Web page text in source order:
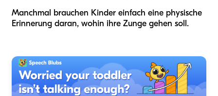
Manchmal brauchen Kinder einfach eine physische
Erinnerung daran, wohin ihre Zunge gehen soll.